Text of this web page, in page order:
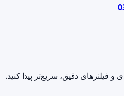
فیلترهای دقیق، سریع‌تر پیدا کنید.